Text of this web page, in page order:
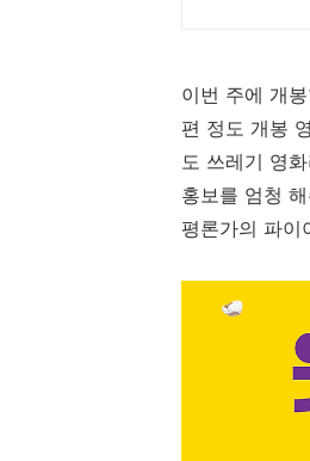
이번 주에 개
편 정도 개봉
도 쓰레기 영
홍보를 엄청
평론가의 파이